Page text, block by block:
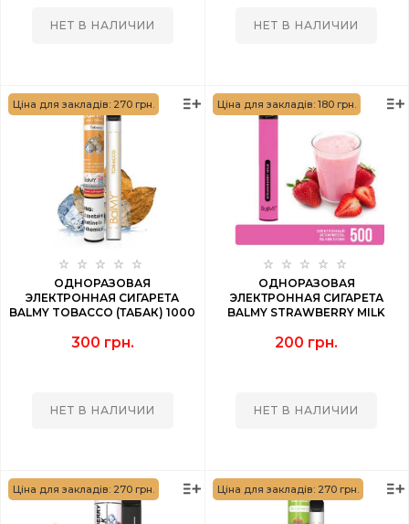
НЕТ В НАЛИЧИИ НЕТ В НАЛИЧИИ
Ціна для закладів: 270 грн.
ОДНОРАЗОВАЯ
ЭЛЕКТРОННАЯ СИГАРЕТА
BALMY TOBACCO (ТАБАК) 1000
300 грн.
НЕТ В НАЛИЧИИ
Ціна для закладів: 180 грн.
ОДНОРАЗОВАЯ
ЭЛЕКТРОННАЯ СИГАРЕТА
BALMY STRAWBERRY MILK
PUFF
200 грн.
НЕТ В НАЛИЧИИ
Ціна для закладів: 270 грн. Ціна для закладів: 270 грн.